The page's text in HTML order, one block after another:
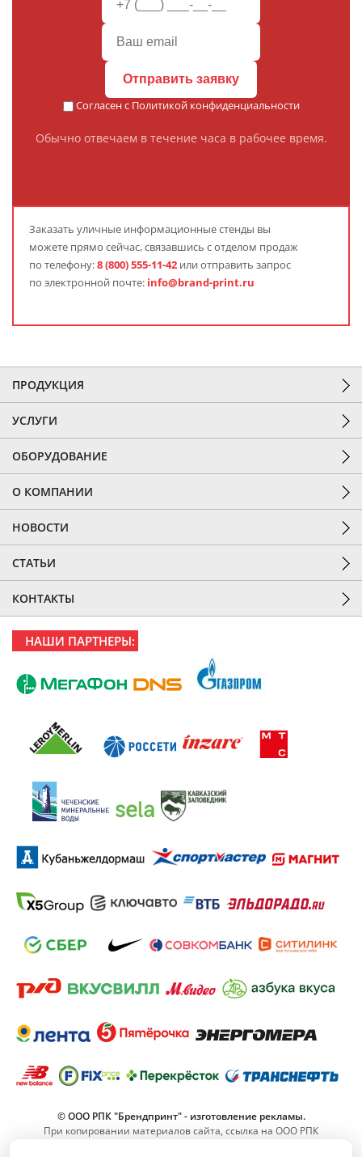
Отправить заявку
Согласен с Политикой конфиденциальности
Обычно отвечаем в течение часа в рабочее время.
Заказать уличные информационные стенды вы
можете прямо сейчас, связавшись с отделом продаж
по телефону:8 (800) 555-11-42 или отправить запрос
по электронной почте: info@brand-print.ru
ПРОДУКЦИЯ
УСЛУГИ
ОБОРУДОВАНИЕ
О КОМПАНИИ
НОВОСТИ
СТАТЬИ
КОНТАКТЫ
НАШИ ПАРТНЕРЫ:
© ООО РПК "Брендпринт" - изготовление рекламы.
При копировании материалов сайта, ссылка на ООО РПК